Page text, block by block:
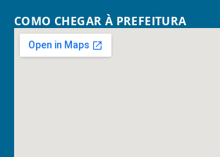
COMO CHEGAR À PREFEITURA